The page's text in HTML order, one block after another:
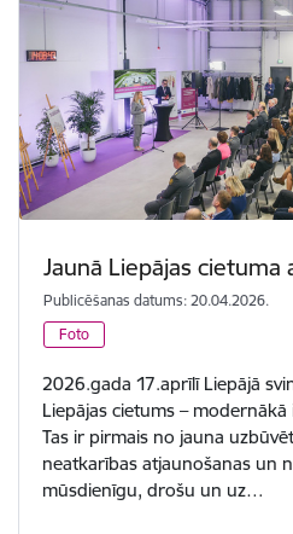
Jaunā Liepājas cietuma
Publicēšanas datums: 20.04.2026.
Foto
2026.gada 17.aprīlī Liepājā
Liepājas cietums –
Tas ir pirmais no jauna
neatkarības atjaunošanas un
mūsdienīgu, drošu un uz…